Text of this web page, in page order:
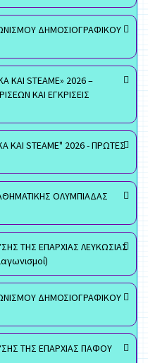
ΔΗΜΟΣΙΟΓΡΑΦΙΚΟΥ
STEAME» 2026 –
ΚΑΙ ΕΓΚΡΙΣΕΙΣ
ΚΑΙ STEAME" 2026 - ΠΡΩΤΕΣ
ΟΛΥΜΠΙΑΔΑΣ
ΤΗΣ ΕΠΑΡΧΙΑΣ ΛΕΥΚΩΣΙΑΣ
ΔΗΜΟΣΙΟΓΡΑΦΙΚΟΥ
ΤΗΣ ΕΠΑΡΧΙΑΣ ΠΑΦΟΥ